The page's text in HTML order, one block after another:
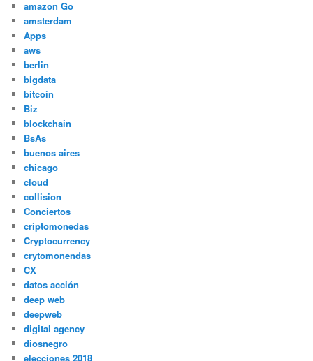
amazon Go
amsterdam
Apps
aws
berlin
bigdata
bitcoin
Biz
blockchain
BsAs
buenos aires
chicago
cloud
collision
Conciertos
criptomonedas
Cryptocurrency
crytomonendas
CX
datos acción
deep web
deepweb
digital agency
diosnegro
elecciones 2018